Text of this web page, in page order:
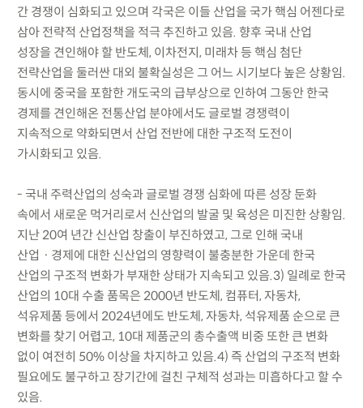
간 경쟁이 심화되고 있으며 각국은 이들 산업을 국가 핵심 어젠다로
삼아 전략적 산업정책을 적극 추진하고 있음. 향후 국내 산업
성장을 견인해야 할 반도체, 이차전지, 미래차 등 핵심 첨단
전략산업을 둘러싼 대외 불확실성은 그 어느 시기보다 높은 상황임.
동시에 중국을 포함한 개도국의 급부상으로 인하여 그동안 한국
경제를 견인해온 전통산업 분야에서도 글로벌 경쟁력이
지속적으로 약화되면서 산업 전반에 대한 구조적 도전이
가시화되고 있음.
- 국내 주력산업의 성숙과 글로벌 경쟁 심화에 따른 성장 둔화
속에서 새로운 먹거리로서 신산업의 발굴 및 육성은 미진한 상황임.
지난 20여 년간 신산업 창출이 부진하였고, 그로 인해 국내
산업ㆍ경제에 대한 신산업의 영향력이 불충분한 가운데 한국
산업의 구조적 변화가 부재한 상태가 지속되고 있음.3) 일례로 한국
산업의 10대 수출 품목은 2000년 반도체, 컴퓨터, 자동차,
석유제품 등에서 2024년에도 반도체, 자동차, 석유제품 순으로 큰
변화를 찾기 어렵고, 10대 제품군의 총수출액 비중 또한 큰 변화
없이 여전히 50% 이상을 차지하고 있음.4) 즉 산업의 구조적 변화
필요에도 불구하고 장기간에 걸친 구체적 성과는 미흡하다고 할 수
있음.